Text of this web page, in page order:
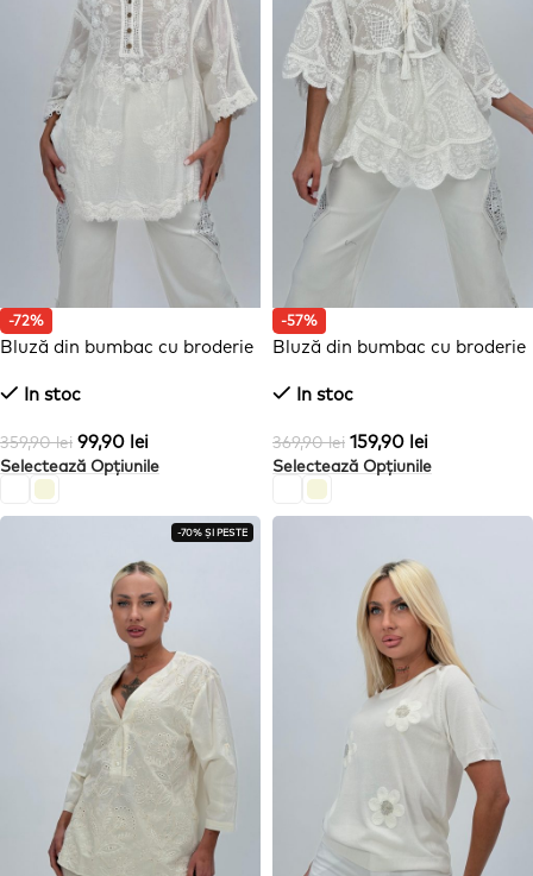
-72%
Bluză din bumbac cu broderie
In stoc
359,90lei 99,90 lei
Selectează Opțiunile
-57%
Bluză din bumbac cu broderie
In stoc
369,90lei 159,90 lei
Selectează Opțiunile
-70% ȘI PESTE